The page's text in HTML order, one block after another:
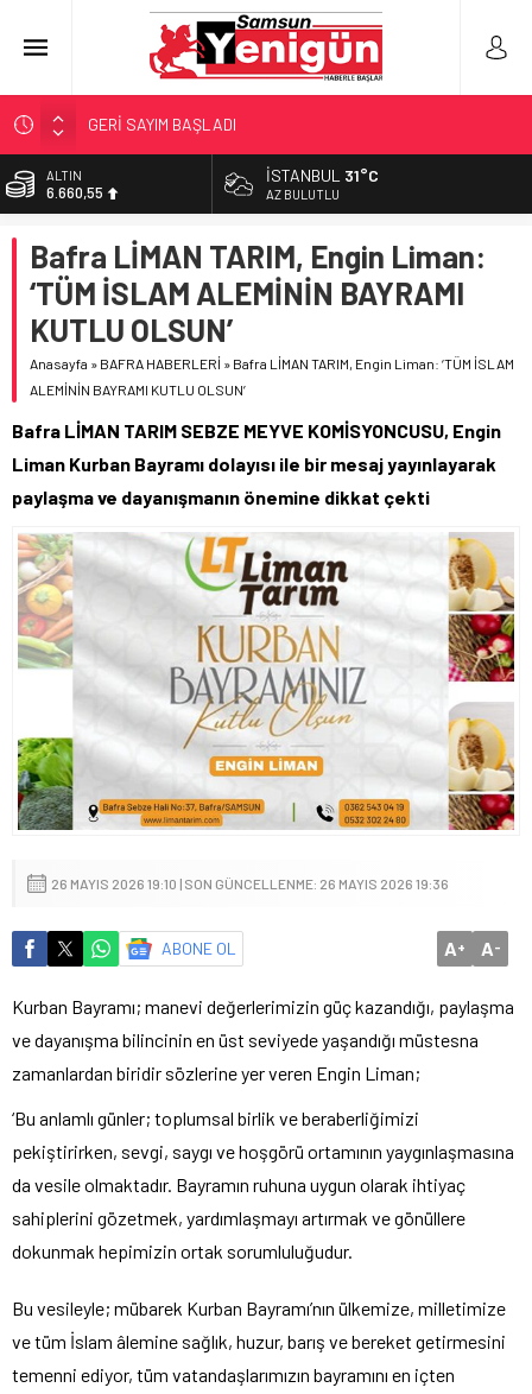
GERİ SAYIM BAŞLADI
SAMSUNSPOR’DA HEDEF 5’İNCİLİK!
‘BAFRA’YA YATIRIM YAPIN!’
YÖNETİCİ SEÇERKEN YAPILAN EN BÜYÜK HATALAR
ALTIN
6.660,55
13.779,39
DOLAR
47,7111
55,1881
İSTANBUL 31°C
AZ BULUTLU
Bafra LİMAN TARIM, Engin Liman:
‘TÜM İSLAM ALEMİNİN BAYRAMI
KUTLU OLSUN’
Anasayfa » BAFRA HABERLERİ » Bafra LİMAN TARIM, Engin Liman: ‘TÜM İSLAM
ALEMİNİN BAYRAMI KUTLU OLSUN’
Bafra LİMAN TARIM SEBZE MEYVE KOMİSYONCUSU, Engin
Liman Kurban Bayramı dolayısı ile bir mesaj yayınlayarak
paylaşma ve dayanışmanın önemine dikkat çekti
26 MAYIS 2026 19:10 | SON GÜNCELLENME: 26 MAYIS 2026 19:36
ABONE OL A+ A-
Kurban Bayramı; manevi değerlerimizin güç kazandığı, paylaşma
ve dayanışma bilincinin en üst seviyede yaşandığı müstesna
zamanlardan biridir sözlerine yer veren Engin Liman;
‘Bu anlamlı günler; toplumsal birlik ve beraberliğimizi
pekiştirirken, sevgi, saygı ve hoşgörü ortamının yaygınlaşmasına
da vesile olmaktadır. Bayramın ruhuna uygun olarak ihtiyaç
sahiplerini gözetmek, yardımlaşmayı artırmak ve gönüllere
dokunmak hepimizin ortak sorumluluğudur.
Bu vesileyle; mübarek Kurban Bayramı’nın ülkemize, milletimize
ve tüm İslam âlemine sağlık, huzur, barış ve bereket getirmesini
temenni ediyor, tüm vatandaşlarımızın bayramını en içten